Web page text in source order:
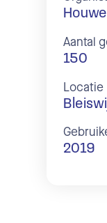
Aantal
150
Locatie
2019